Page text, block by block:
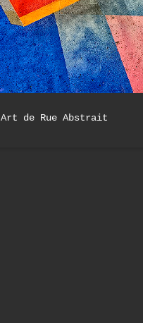
Art de Rue Abstrait